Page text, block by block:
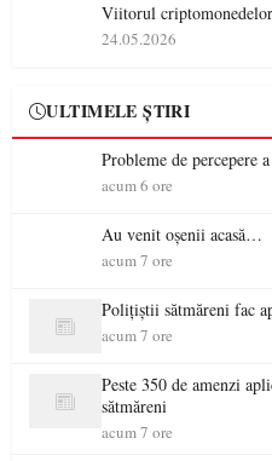
Viitorul
24.05.2026
ULTIMELE ȘTIRI
Probleme de percepere
acum 6 ore
Au venit oșenii acasă…
acum 7 ore
acum 7 ore
Peste 350 de amenzi
sătmăreni
acum 7 ore